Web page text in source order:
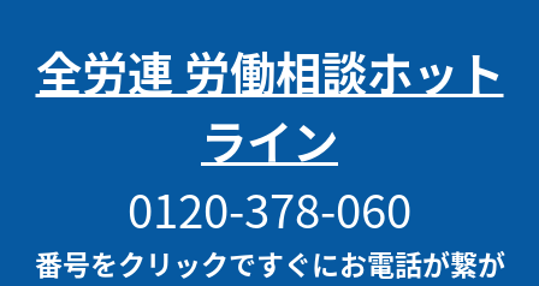
全労連 労働相談ホット
ライン
0120-378-060
番号をクリックですぐにお電話が繋が